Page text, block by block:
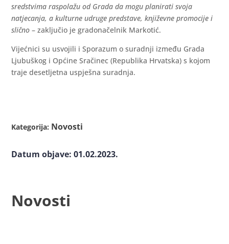
sredstvima raspolažu od Grada da mogu planirati svoja
natjecanja, a kulturne udruge predstave, književne promocije i
slično – zaključio je gradonačelnik Markotić.
Vijećnici su usvojili i Sporazum o suradnji između Grada
Ljubuškog i Općine Sračinec (Republika Hrvatska) s kojom
traje desetljetna uspješna suradnja.
Kategorija: Novosti
Datum objave: 01.02.2023.
Novosti